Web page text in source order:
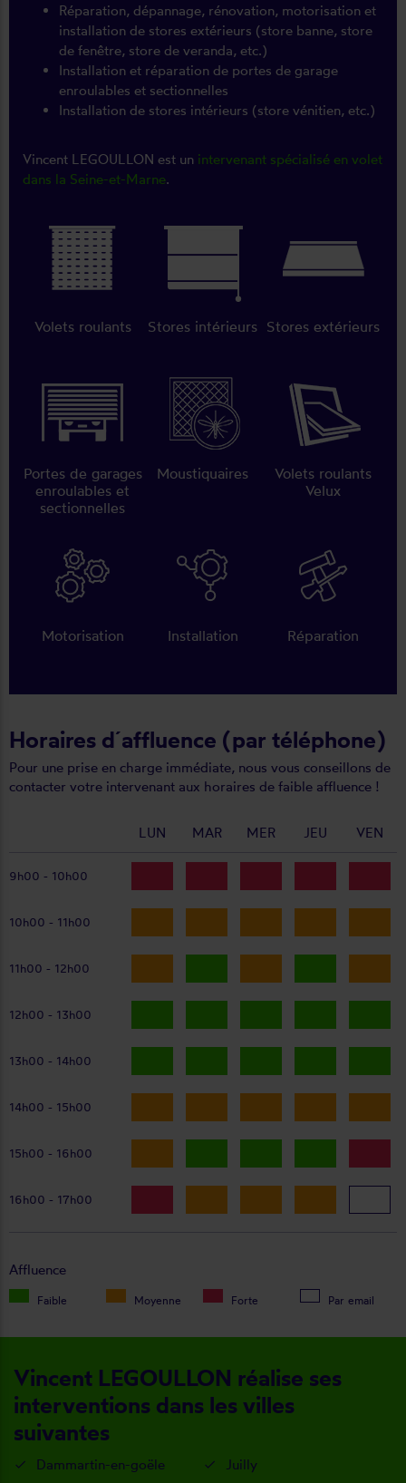
Réparation, dépannage, rénovation, motorisation et
installation de stores extérieurs (store banne, store
de fenêtre, store de veranda, etc.)
Installation et réparation de portes de garage
enroulables et sectionnelles
Installation de stores intérieurs (store vénitien, etc.)
Vincent LEGOULLON est un intervenant spécialisé en volet
dans la Seine-et-Marne.
Volets roulants Stores intérieurs Stores extérieurs
Portes de garages
enroulables et
sectionnelles
Moustiquaires
Volets roulants
Velux
Motorisation Installation Réparation
Horaires d´affluence (par téléphone)
Pour une prise en charge immédiate, nous vous conseillons de
contacter votre intervenant aux horaires de faible affluence !
9h00 - 10h00
10h00 - 11h00
11h00 - 12h00
12h00 - 13h00
13h00 - 14h00
14h00 - 15h00
15h00 - 16h00
16h00 - 17h00
LUN MAR MER JEU VEN
Affluence
Faible Moyenne Forte Par email
Vincent LEGOULLON réalise ses
interventions dans les villes
suivantes
Dammartin-en-goële Juilly